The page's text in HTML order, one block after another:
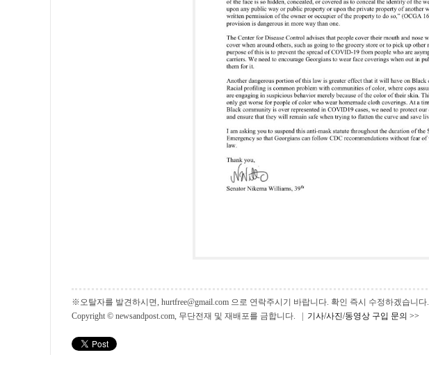
※오탈자를 발견하시면, hurtfree@gmail.com 으로 연락주시기 바랍니다. 확인 즉시 수정하겠습니다.
Copyright © newsandpost.com, 무단전재 및 재배포를 금합니다. | 기사/사진/동영상 구입 문의 >>